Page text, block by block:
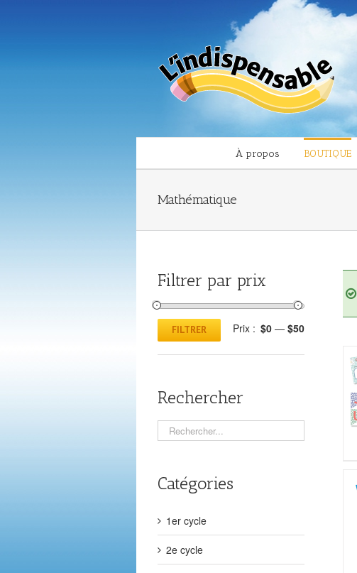
À propos BOUTIQUE
Mathématique
Filtrer par prix
FILTRER Prix : $0 — $50
Rechercher
Catégories
1er cycle
2e cycle